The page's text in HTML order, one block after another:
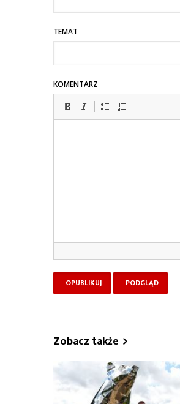
TEMAT
KOMENTARZ
Zobacz także